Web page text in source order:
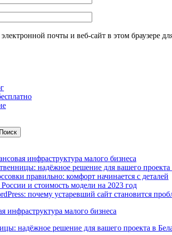
почты и веб-сайт в этом браузере
инфраструктура малого бизнеса
надёжное решение для вашего проекта
правильно: комфорт начинается с деталей
и стоимость модели на 2023 год
почему устаревший сайт становится
малого бизнеса
надёжное решение для вашего проекта в